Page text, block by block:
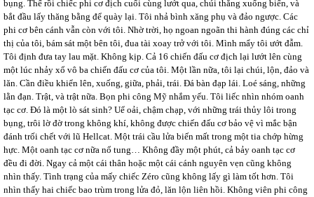
bụng. Thế rồi chiếc phi cơ địch cuối cùng lướt qua, chúi thẳng xuống biển, và
bắt đầu lấy thăng bằng để quày lại. Tôi nhả bình xăng phụ và đảo ngược. Các
phi cơ bên cánh vẫn còn với tôi. Nhờ trời, họ ngoan ngoãn thi hành đúng các chỉ
thị của tôi, bám sát một bên tôi, đua tài xoay trở với tôi. Mình mẩy tôi ướt đẫm.
Tôi định đưa tay lau mặt. Không kịp. Cả 16 chiến đấu cơ địch lại lướt lên cùng
một lúc nhảy xổ vô ba chiến đấu cơ của tôi. Một lần nữa, tôi lại chúi, lộn, đảo và
lăn. Cần điều khiển lên, xuống, giữa, phải, trái. Đá bàn đạp lái. Loé sáng, những
lằn đạn. Trật, và trật nữa. Bọn phi công Mỹ nhắm yếu. Tôi liếc nhìn nhóm oanh
tạc cơ. Đó là một lò sát sinh? Uể oải, chậm chạp, với những trái thủy lôi trong
bụng, trôi lờ đờ trong không khí, không được chiến đấu cơ bảo vệ vì mắc bận
đánh trối chết với lũ Hellcat. Một trái cầu lửa biến mất trong một tia chớp hừng
hực. Một oanh tạc cơ nữa nổ tung… Không đầy một phút, cả bảy oanh tạc cơ
đều đi đời. Ngay cả một cái thân hoặc một cái cánh nguyên vẹn cũng không
nhìn thấy. Tình trạng của mấy chiếc Zéro cũng không lấy gì làm tốt hơn. Tôi
nhìn thấy hai chiếc bao trùm trong lửa đỏ, lăn lộn liên hồi. Không viên phi công